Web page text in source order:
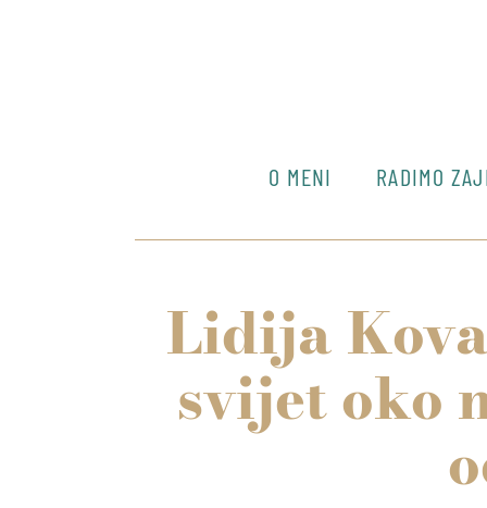
O MENI RADIMO
Lidija
svijet oko